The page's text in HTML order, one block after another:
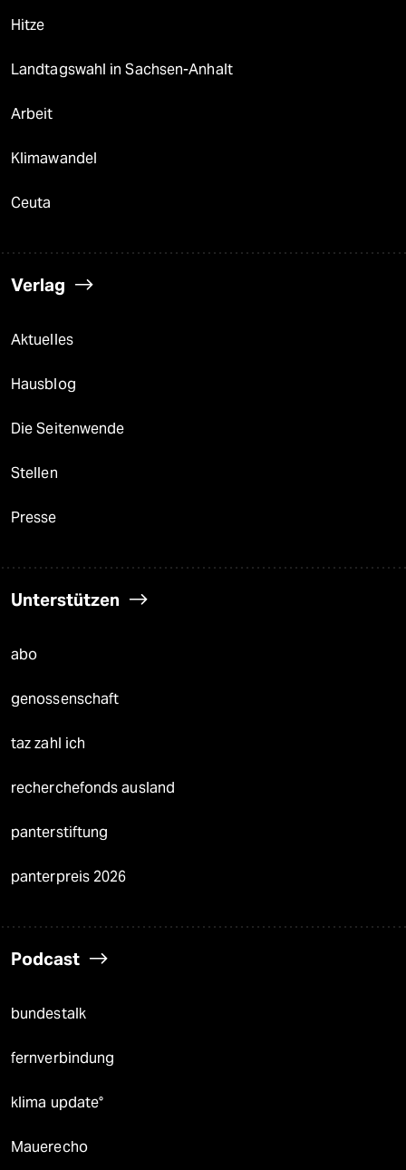
Hitze
Landtagswahl in Sachsen-Anhalt
Arbeit
Klimawandel
Ceuta
Verlag
Aktuelles
Hausblog
Die Seitenwende
Stellen
Presse
Unterstützen
abo
genossenschaft
taz zahl ich
recherchefonds ausland
panterstiftung
panterpreis 2026
Podcast
bundestalk
fernverbindung
klima update°
Mauerecho